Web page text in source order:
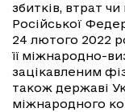
збитків, втрат
Російської
24 лютого 2022
її міжнародно-
зацікавленим
також державі
міжнародного